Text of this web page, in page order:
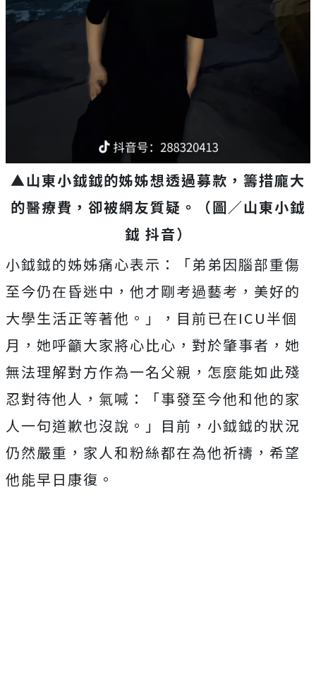
▲山東小鉞鉞的姊姊想透過募款，籌措龐大
的醫療費，卻被網友質疑 。（圖／山東小鉞
鉞 抖音）
小鉞鉞的姊姊痛心表示：「弟弟因腦部重傷
至今仍在昏迷中，他才剛考過藝考，美好的
大學生活正等著他。」，目前已在ICU半個
月，她呼籲大家將心比心，對於肇事者，她
無法理解對方作為一名父親，怎麼能如此殘
忍對待他人，氣喊：「事發至今他和他的家
人一句道歉也沒說。」目前，小鉞鉞的狀況
仍然嚴重，家人和粉絲都在為他祈禱，希望
他能早日康復。